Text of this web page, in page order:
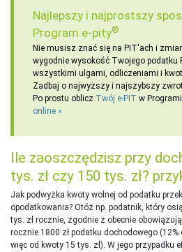
Najlepszy i najprostszy
Program e-pity®
Nie musisz znać się na PIT'ach i
wygodnie wysokość Twojego podatku
wszystkimi ulgami, odliczeniami i
Zadbaj o najwyższy i najszybszy
Po prostu oblicz Twój e-PIT w
online
Ile zaoszczędzisz przy
tys. zł czy 150 tys. zł?
Jak podwyżka kwoty wolnej od podatku
opodatkowania? Otóż np. podatnik, który
tys. zł rocznie, zgodnie z obecnie
rocznie 1800 zł podatku dochodowego
więc od kwoty 15 tys. zł). W jego przypadku